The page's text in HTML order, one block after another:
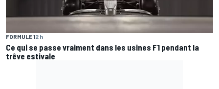
FORMULE 12 h
Ce qui se passe vraiment dans les usines F1 pendant la
trêve estivale